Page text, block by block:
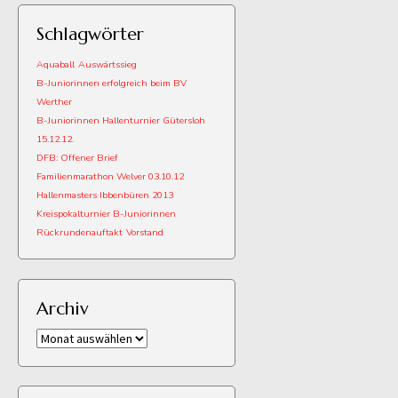
Schlagwörter
Aquaball Auswärtssieg
B-Juniorinnen erfolgreich beim BV
Werther
B-Juniorinnen Hallenturnier Gütersloh
15.12.12.
DFB: Offener Brief
Familienmarathon Welver 03.10.12
Hallenmasters Ibbenbüren 2013
Kreispokalturnier B-Juniorinnen
Rückrundenauftakt Vorstand
Archiv
Archiv